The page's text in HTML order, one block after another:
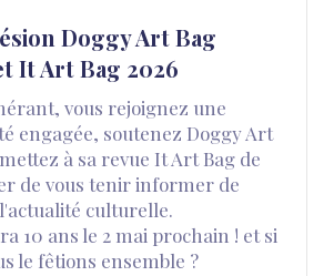
Doggy Art Bag
It Art Bag 2026
vous rejoignez une
engagée, soutenez Doggy Art
à sa revue It Art Bag de
de vous tenir informer de
l'actualité culturelle.
10 ans le 2 mai prochain ! et si
le fêtions ensemble ?